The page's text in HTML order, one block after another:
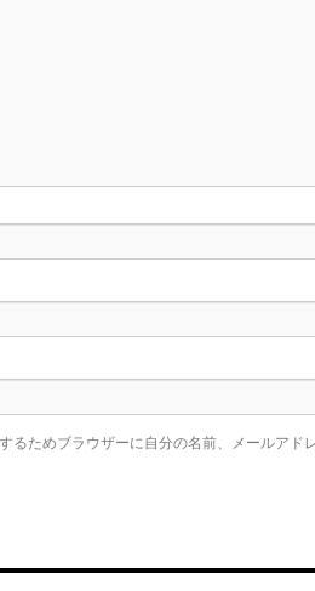
るためブラウザーに自分の名前、メールアド